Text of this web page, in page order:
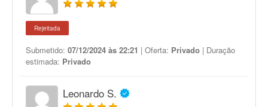
Rejeitada
Submetido: 07/12/2024 às 22:21 | Oferta: Privado | Duração
estimada: Privado
Leonardo S.